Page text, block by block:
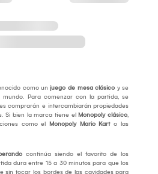
como unjuego de mesa clásico y se
Para comenzar con la partida, se
comprarán e intercambiarán propiedades
Si bien la marca tiene el Monopoly clásico,
como el
Monopoly Mario Karto las
continúa siendo el favorito de los
dura entre 15 a 30 minutos para que los
sin tocar los bordes de las cavidades para